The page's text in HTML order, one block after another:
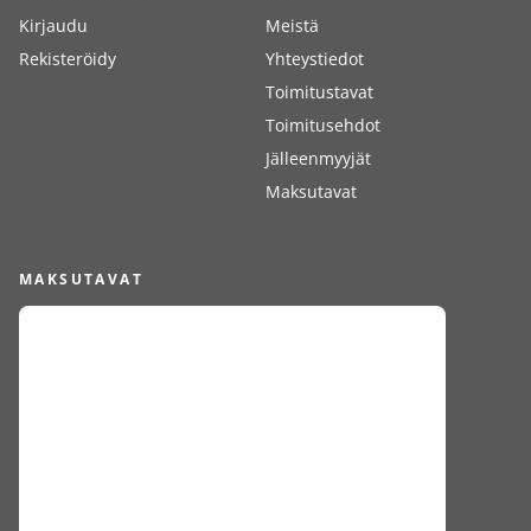
Kirjaudu
Rekisteröidy
Meistä
Yhteystiedot
Toimitustavat
Toimitusehdot
Jälleenmyyjät
Maksutavat
MAKSUTAVAT